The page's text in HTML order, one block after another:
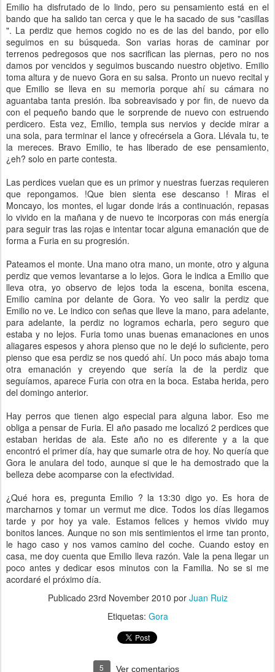
Emilio ha disfrutado de lo lindo, pero su pensamiento está en el
bando que ha salido tan cerca y que le ha sacado de sus "casillas
". La perdiz que hemos cogido no es de las del bando, por ello
seguimos en su búsqueda. Son varias horas de caminar por
terrenos pedregosos que nos sacrifican las piernas, pero no nos
damos por vencidos y seguimos buscando nuestro objetivo. Emilio
toma altura y de nuevo Gora en su salsa. Pronto un nuevo recital y
que Emilio se lleva en su memoria porque ahí su cámara no
aguantaba tanta presión. Iba sobreavisado y por fin, de nuevo da
con el pequeño bando que le sorprende de nuevo con estruendo
perdicero. Esta vez, Emilio, templa sus nervios y decide mirar a
una sola, para terminar el lance y ofrecérsela a Gora. Llévala tu, te
la mereces. Bravo Emilio, te has liberado de ese pensamiento,
¿eh? solo en parte contesta.
Las perdices vuelan que es un primor y nuestras fuerzas requieren
que repongamos. !Que bien sienta ese descanso ! Miras el
Moncayo, los montes, el lugar donde irás a continuación, repasas
lo vivido en la mañana y de nuevo te incorporas con más energía
para seguir tras las rojas e intentar tocar alguna emanación que de
forma a Furia en su progresión.
Pateamos el monte. Una mano otra mano, un monte, otro y alguna
perdiz que vemos levantarse a lo lejos. Gora le indica a Emilio que
lleva otra, yo observo de lejos toda la escena, bonita escena,
Emilio camina por delante de Gora. Yo veo salir la perdiz que
Emilio no ve. Le indico con señas que lleve la mano, para adelante,
para adelante, la perdiz no logramos echarla, pero seguro que
estaba y no lejos. Furia tomo unas buenas emanaciones en unos
aliagares espesos y ahora pienso que no le dejé lo suficiente, pero
pienso que esa perdiz se nos quedó ahí. Un poco más abajo toma
otra emanación y creyendo que sería la de la perdiz que
seguíamos, aparece Furia con otra en la boca. Estaba herida, pero
del domingo anterior.
Hay perros que tienen algo especial para alguna labor. Eso me
obliga a pensar de Furia. El año pasado me localizó 2 perdices que
estaban heridas de ala. Este año no es diferente y a la que
encontró el primer día, hay que sumarle otra de hoy. No quería que
Gora le anulara del todo, aunque si que le ha demostrado que la
belleza debe acomparse con la efectividad.
¿Qué hora es, pregunta Emilio ? la 13:30 digo yo. Es hora de
marcharnos y tomar un vermut me dice. Todos los días llegamos
tarde y por hoy ya vale. Estamos felices y hemos vivido muy
bonitos lances. Aunque no son mis sentimientos el irme tan pronto,
le hago caso y nos vamos camino del coche. Cuando estoy en
casa, me doy cuenta que Emilio lleva razón. Vale la pena llegar un
poco antes y dedicar esos minutos con la Familia. No se si me
acordaré el próximo día.
Publicado 23rd November 2010 por Juan Ruiz
Etiquetas: Gora
5 Ver comentarios